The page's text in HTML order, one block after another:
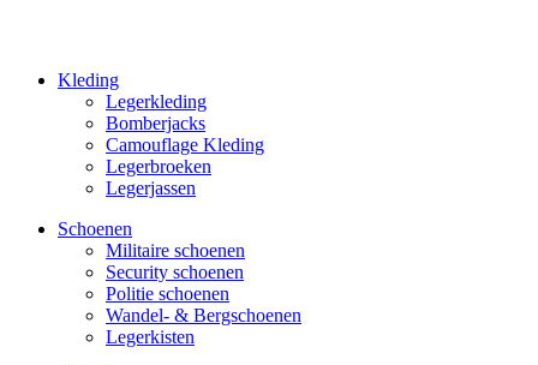
Kleding
Legerkleding
Bomberjacks
Camouflage Kleding
Legerbroeken
Legerjassen
Schoenen
Militaire schoe­nen
Security schoenen
Politie schoenen
Wandel- & Berg­­schoenen
Legerkisten